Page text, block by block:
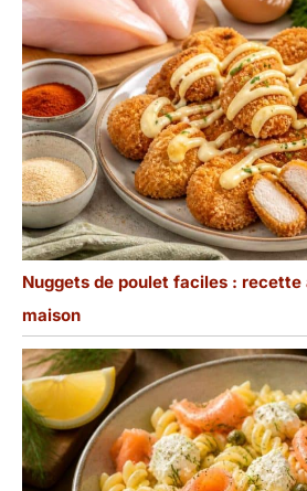
Nuggets de poulet faciles :
maison